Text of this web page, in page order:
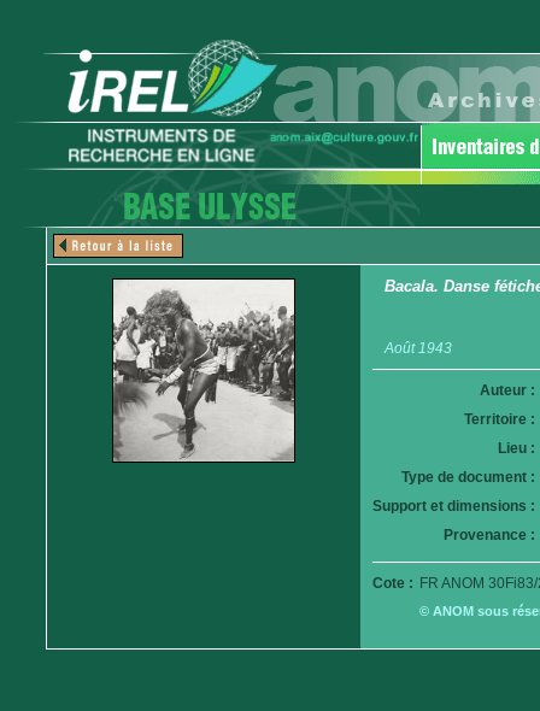
Bacala. Danse
Août 1943
Auteur :
Territoire :
Lieu :
Type de document :
Support et dimensions :
Provenance :
Cote : FR ANOM
© ANOM sous